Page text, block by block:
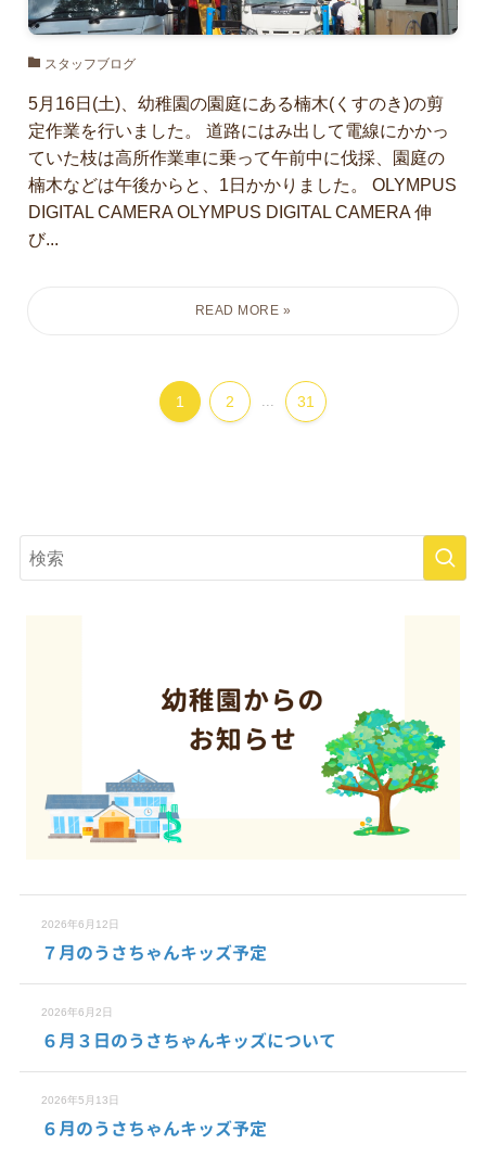
スタッフブログ
5月16日(土)、幼稚園の園庭にある楠木(くすのき)の剪
定作業を行いました。 道路にはみ出して電線にかかっ
ていた枝は高所作業車に乗って午前中に伐採、園庭の
楠木などは午後からと、1日かかりました。 OLYMPUS
DIGITAL CAMERA OLYMPUS DIGITAL CAMERA 伸
び...
1 2 31
2026年6月12日
７月のうさちゃんキッズ予定
2026年6月2日
６月３日のうさちゃんキッズについて
2026年5月13日
６月のうさちゃんキッズ予定